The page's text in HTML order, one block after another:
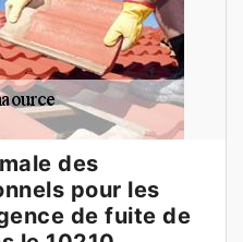
des
pour les
de fuite de